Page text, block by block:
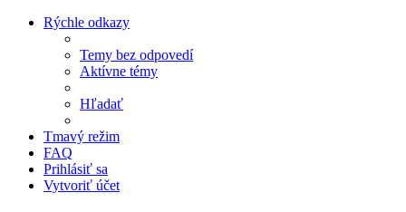
Rýchle odkazy
Temy bez odpovedí
Aktívne témy
Hľadať
Tmavý režim
FAQ
Prihlásiť sa
Vytvoriť účet